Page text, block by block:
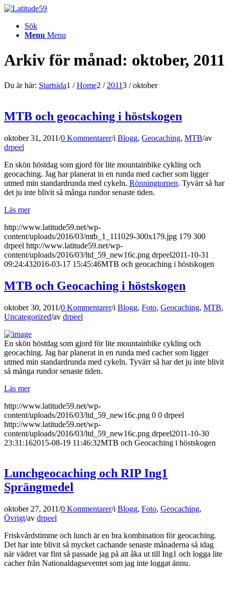
Sök
Menu Menu
Arkiv för månad: oktober, 2011
Du är här: Startsida1 / Home2 / 20113 / oktober
MTB och geocaching i höstskogen
oktober 31, 2011/0 Kommentarer/i Blogg, Geocaching, MTB/av
drpeel
En skön höstdag som gjord för lite mountainbike cykling och
geocaching. Jag har planerat in en runda med cacher som ligger
utmed min standardrunda med cykeln. Rönningtorpen. Tyvärr så har
det ju inte blivit så många rundor senaste tiden.
Läs mer
http://www.latitude59.net/wp-
content/uploads/2016/03/mtb_1_111029-300x179.jpg 179 300
drpeel http://www.latitude59.net/wp-
content/uploads/2016/03/ltd_59_new16c.png drpeel2011-10-31
09:24:432016-03-17 15:45:46MTB och geocaching i höstskogen
MTB och Geocaching i höstskogen
oktober 30, 2011/0 Kommentarer/i Blogg, Foto, Geocaching, MTB,
Uncategorized/av drpeel
En skön höstdag som gjord för lite mountainbike cykling och
geocaching. Jag har planerat in en runda med cacher som ligger
utmed min standardrunda med cykeln. Tyvärr så har det ju inte blivit
så många rundor senaste tiden.
Läs mer
http://www.latitude59.net/wp-
content/uploads/2016/03/ltd_59_new16c.png 0 0 drpeel
http://www.latitude59.net/wp-
content/uploads/2016/03/ltd_59_new16c.png drpeel2011-10-30
23:31:162015-08-19 11:46:32MTB och Geocaching i höstskogen
Lunchgeocaching och RIP Ing1
Sprängmedel
oktober 27, 2011/0 Kommentarer/i Blogg, Foto, Geocaching,
Övrigt/av drpeel
Friskvårdstimme och lunch är en bra kombination för geocaching.
Det har inte blivit så mycket cachande senaste månaderna så idag
när vädret var fint så passade jag på att åka ut till Ing1 och logga lite
cacher från Nationaldagseventet som jag inte loggat ännu.